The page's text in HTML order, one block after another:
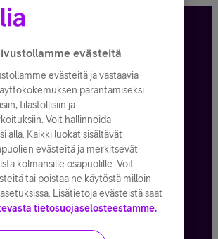
turva
ja palvelukuvaukset
evästeitä
evästeitä ja vastaavia
parantamiseksi
tilastollisiin ja
Voit hallinnoida
alla. Kaikki luokat sisältävät
evästeitä ja merkitsevät
kolmansille osapuolille. Voit
tai poistaa ne käytöstä milloin
Lisätietoja evästeistä saat
tietosuojaselosteestamme.